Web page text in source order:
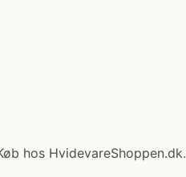
hos HvidevareShoppen.dk.